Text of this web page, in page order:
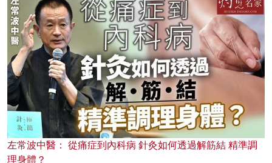
左常波中醫： 從痛症到內科病 針灸如何透過解筋結 精準調
理身體？